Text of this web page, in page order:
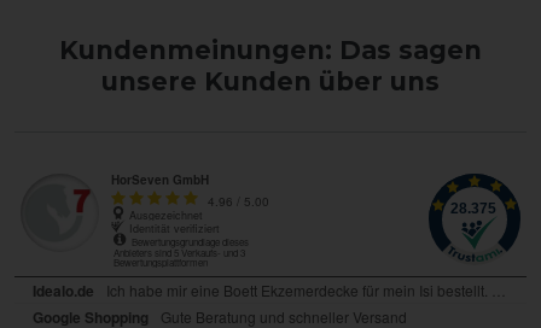
Kundenmeinungen: Das sagen
unsere Kunden über uns